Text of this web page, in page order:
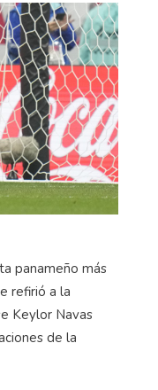
panameño más
refirió a la
Keylor Navas
de la